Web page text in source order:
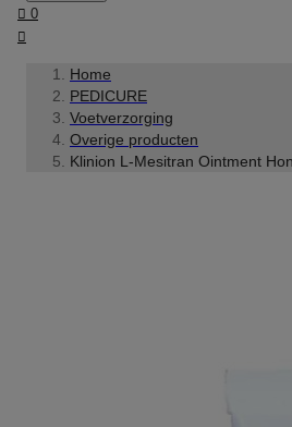
 0

Home
PEDICURE
Voetverzorging
Overige producten
Klinion L-Mesitran Ointment